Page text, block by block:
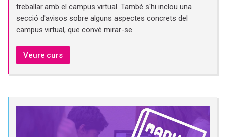
treballar amb el campus virtual. També s'hi inclou una
secció d'avisos sobre alguns aspectes concrets del
campus virtual, que convé mirar-se.
Veure curs